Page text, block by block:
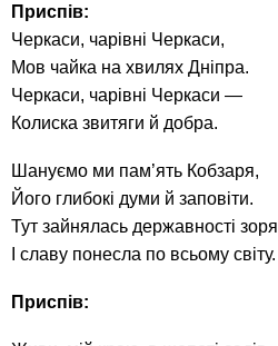
Приспів:
Черкаси, чарівні Черкаси,
Мов чайка на хвилях Дніпра.
Черкаси, чарівні Черкаси —
Колиска звитяги й добра.
Шануємо ми пам’ять Кобзаря,
Його глибокі думи й заповіти.
Тут зайнялась державності зоря
І славу понесла по всьому світу.
Приспів: